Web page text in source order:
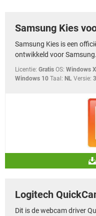
Samsung Kies
Samsung Kies is een
ontwikkeld voor
Licentie: Gratis OS: Windows
Windows 10 Taal: NL Versie:
Logitech
Dit is de webcam driver